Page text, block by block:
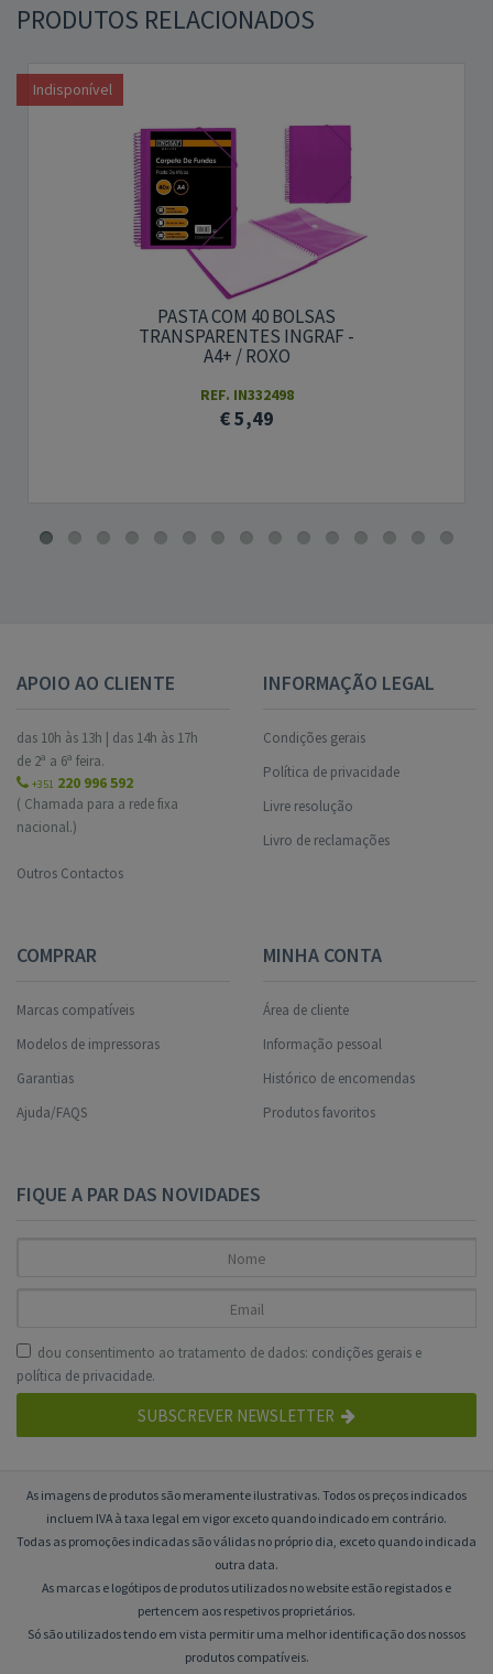
PRODUTOS RELACIONADOS
Indisponível
PASTA COM 40 BOLSAS
TRANSPARENTES INGRAF -
A4+ / ROXO
REF. IN332498
€ 5,49
APOIO AO CLIENTE
das 10h às 13h | das 14h às 17h
de 2ª a 6ª feira.
+351 220 996 592
( Chamada para a rede fixa
nacional.)
Outros Contactos
INFORMAÇÃO LEGAL
Condições gerais
Política de privacidade
Livre resolução
Livro de reclamações
COMPRAR
Marcas compatíveis
Modelos de impressoras
Garantias
Ajuda/FAQS
MINHA CONTA
Área de cliente
Informação pessoal
Histórico de encomendas
Produtos favoritos
FIQUE A PAR DAS NOVIDADES
dou consentimento ao tratamento de dados: condições gerais e
política de privacidade.
SUBSCREVER NEWSLETTER
As imagens de produtos são meramente ilustrativas. Todos os preços indicados
incluem IVA à taxa legal em vigor exceto quando indicado em contrário.
Todas as promoções indicadas são válidas no próprio dia, exceto quando indicada
outra data.
As marcas e logótipos de produtos utilizados no website estão registados e
pertencem aos respetivos proprietários.
Só são utilizados tendo em vista permitir uma melhor identificação dos nossos
produtos compatíveis.